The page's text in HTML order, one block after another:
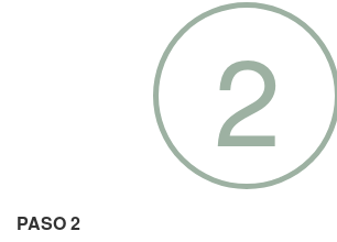
2
PASO 2